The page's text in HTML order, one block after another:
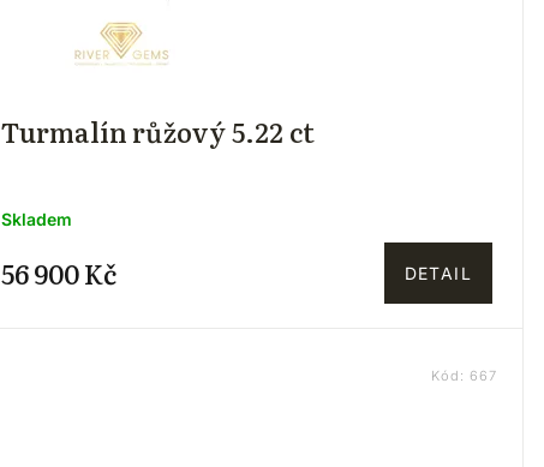
Turmalín růžový 5.22 ct
Skladem
56 900 Kč DETAIL
Kód: 667